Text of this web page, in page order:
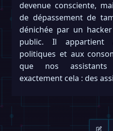
devenue consciente,
de dépassement de
dénichée par un
public. Il appartient
politiques et aux
que nos assistants
exactement cela : des